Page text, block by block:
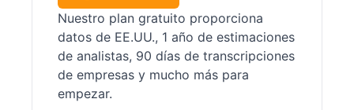
Nuestro plan gratuito proporciona
datos de EE.UU., 1 año de estimaciones
de analistas, 90 días de transcripciones
de empresas y mucho más para
empezar.